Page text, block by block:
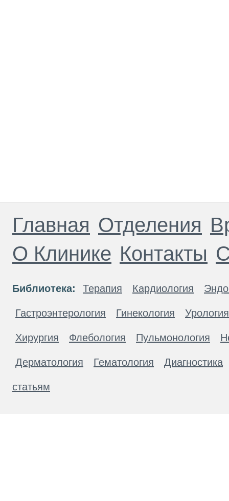
Главная Отделения
О Клинике Контакты
Библиотека: Терапия Кардиология
Гастроэнтерология Гинекология Урология
Хирургия Флебология Пульмонология
Дерматология Гематология Диагностика
статьям